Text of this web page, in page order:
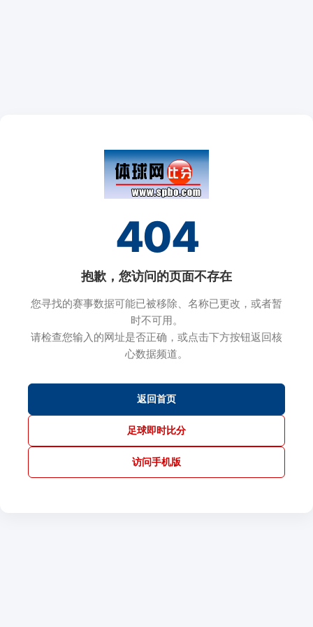
404
抱歉，您访问的页面不存在
您寻找的赛事数据可能已被移除、名称已更改，或者暂
时不可用。
请检查您输入的网址是否正确，或点击下方按钮返回核
心数据频道。
返回首页
足球即时比分
访问手机版